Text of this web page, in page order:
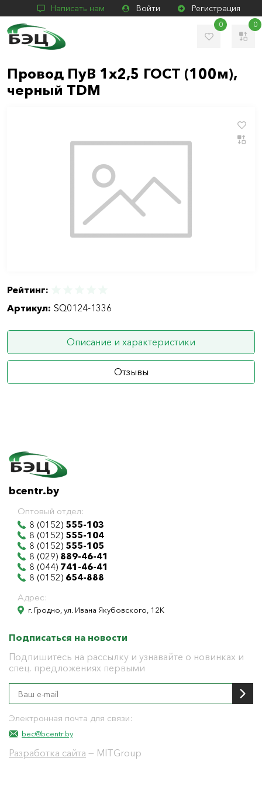
Написать нам Войти Регистрация
0 0
Провод ПуВ 1х2,5 ГОСТ (100м),
черный TDM
Рейтинг:
Артикул: SQ0124-1336
Описание и характеристики
Отзывы
bcentr.by
Оптовый отдел:
8 (0152) 555-103
8 (0152) 555-104
8 (0152) 555-105
8 (029) 889-46-41
8 (044) 741-46-41
8 (0152) 654-888
Адрес:
г. Гродно, ул. Ивана Якубовского, 12К
Подписаться на новости
Подпишитесь на рассылку и узнавайте о новинках и
спец. предложениях первыми
Электронная почта для связи:
bec@bcentr.by
Разработка сайта — MITGroup